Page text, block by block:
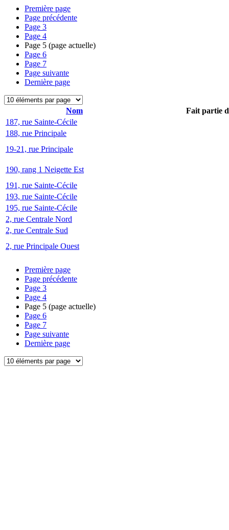
Première page
Page précédente
Page 3
Page 4
Page 5 (page actuelle)
Page 6
Page 7
Page suivante
Dernière page
Nom
Fait partie
187, rue Sainte-Cécile
188, rue Principale
19-21, rue Principale
190, rang 1 Neigette Est
191, rue Sainte-Cécile
193, rue Sainte-Cécile
195, rue Sainte-Cécile
2, rue Centrale Nord
2, rue Centrale Sud
2, rue Principale Ouest
Première page
Page précédente
Page 3
Page 4
Page 5 (page actuelle)
Page 6
Page 7
Page suivante
Dernière page